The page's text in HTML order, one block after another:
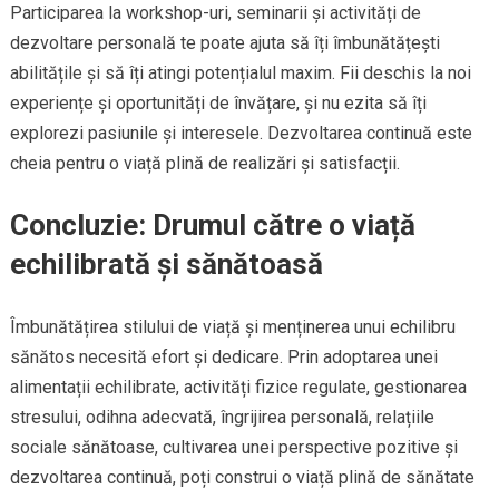
Participarea la workshop-uri, seminarii și activități de
dezvoltare personală te poate ajuta să îți îmbunătățești
abilitățile și să îți atingi potențialul maxim. Fii deschis la noi
experiențe și oportunități de învățare, și nu ezita să îți
explorezi pasiunile și interesele. Dezvoltarea continuă este
cheia pentru o viață plină de realizări și satisfacții.
Concluzie: Drumul către o viață
echilibrată și sănătoasă
Îmbunătățirea stilului de viață și menținerea unui echilibru
sănătos necesită efort și dedicare. Prin adoptarea unei
alimentații echilibrate, activități fizice regulate, gestionarea
stresului, odihna adecvată, îngrijirea personală, relațiile
sociale sănătoase, cultivarea unei perspective pozitive și
dezvoltarea continuă, poți construi o viață plină de sănătate